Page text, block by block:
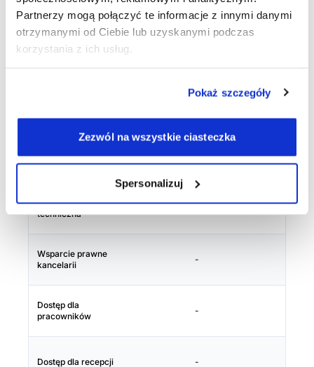
Partnerzy mogą połączyć te informacje z innymi danymi
otrzymanymi od Ciebie lub uzyskanymi podczas
korzystania z ich usług.
Pokaż szczegóły
Zezwól na wszystkie ciasteczka
Spersonalizuj
możliwością edycji
spotkań
Automatyczne zgody
Pomoc techniczna
Prioretytowa pomoc
techniczna
Wsparcie prawne
kancelarii
Dostęp dla
pracowników
Dostęp dla recepcji
-
-
-
-
-
-